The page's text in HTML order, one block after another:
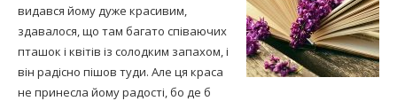
видався йому дуже красивим,
здавалося, що там багато співаючих
пташок і квітів із солодким запахом, і
він радісно пішов туди. Але ця краса
не принесла йому радості, бо де б